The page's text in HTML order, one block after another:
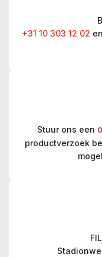
+31 10 303 12 02
Stuur ons een
productverzoek